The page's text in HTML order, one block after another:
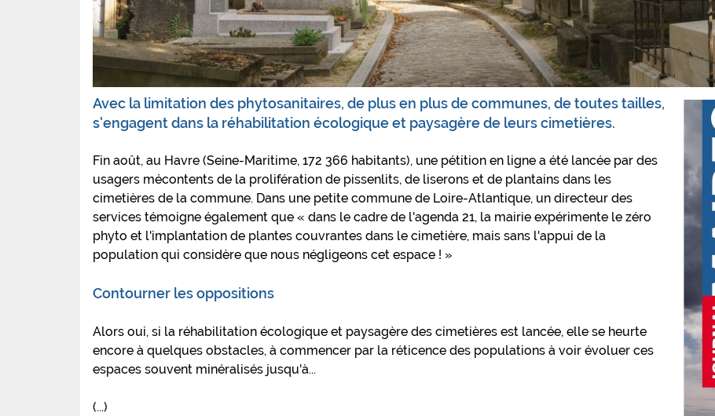
Avec la limitation des phytosanitaires, de plus en plus de communes, de toutes tailles,
s'engagent dans la réhabilitation écologique et paysagère de leurs cimetières.
Fin août, au Havre (Seine-Maritime, 172 366 habitants), une pétition en ligne a été lancée par des
usagers mécontents de la prolifération de pissenlits, de liserons et de plantains dans les
cimetières de la commune. Dans une petite commune de Loire-Atlantique, un directeur des
services témoigne également que « dans le cadre de l'agenda 21, la mairie expérimente le zéro
phyto et l'implantation de plantes couvrantes dans le cimetière, mais sans l'appui de la
population qui considère que nous négligeons cet espace ! »
Contourner les oppositions
Alors oui, si la réhabilitation écologique et paysagère des cimetières est lancée, elle se heurte
encore à quelques obstacles, à commencer par la réticence des populations à voir évoluer ces
espaces souvent minéralisés jusqu'à...
(...)